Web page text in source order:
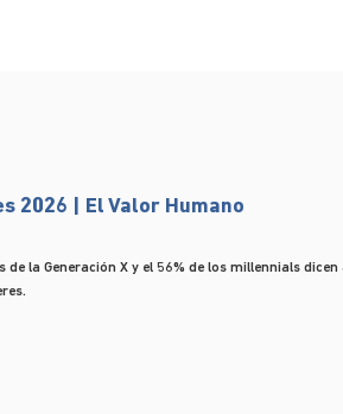
2026 | El Valor Humano
de la Generación X y el 56% de los millennials